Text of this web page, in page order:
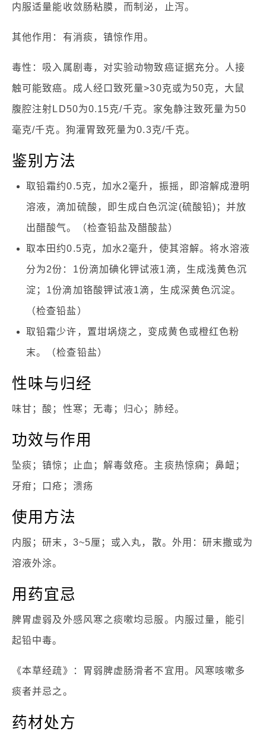
内服适量能收敛肠粘膜，而制泌，止泻。
其他作用：有消痰，镇惊作用。
毒性：吸入属剧毒，对实验动物致癌证据充分。人接
触可能致癌。成人经口致死量>30克或为50克，大鼠
腹腔注射LD50为0.15克/千克。家兔静注致死量为50
毫克/千克。狗灌胃致死量为0.3克/千克。
鉴别方法
取铅霜约0.5克，加水2毫升，振摇，即溶解成澄明
溶液，滴加硫酸，即生成白色沉淀(硫酸铅)；并放
出醋酸气。（检查铅盐及醋酸盐）
取本田约0.5克，加水2毫升，使其溶解。将水溶液
分为2份：1份滴加碘化钾试液1滴，生成浅黄色沉
淀；1份滴加铬酸钾试液1滴，生成深黄色沉淀。
（检查铅盐）
取铅霜少许，置坩埚烧之，变成黄色或橙红色粉
末。（检查铅盐）
性味与归经
味甘；酸；性寒；无毒；归心；肺经。
功效与作用
坠痰；镇惊；止血；解毒敛疮。主痰热惊痫；鼻衄；
牙疳；口疮；溃疡
使用方法
内服；研末，3~5厘；或入丸，散。外用：研末撒或为
溶液外涂。
用药宜忌
脾胃虚弱及外感风寒之痰嗽均忌服。内服过量，能引
起铅中毒。
《本草经疏》：胃弱脾虚肠滑者不宜用。风寒咳嗽多
痰者并忌之。
药材处方